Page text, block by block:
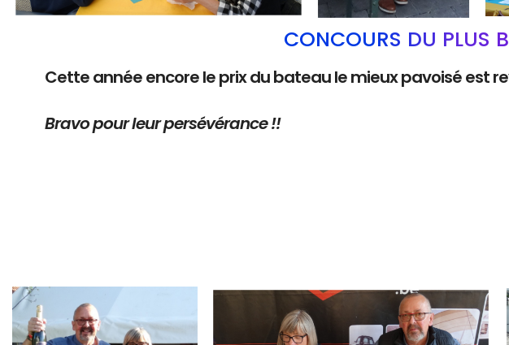
CONCOURS DU PLUS
Cette année encore le prix du bateau le mieux pavoisé est
Bravo pour leur persévérance !!
Branding
ARMCHAIR
Branding